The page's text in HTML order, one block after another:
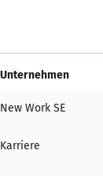
Unternehmen
New Work SE
Karriere